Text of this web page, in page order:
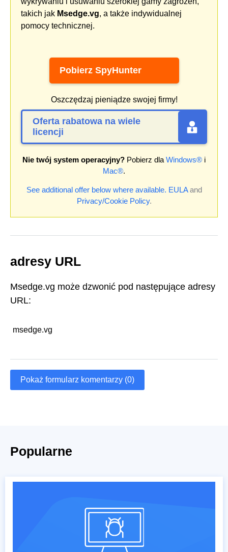
takich jak Msedge.vg, a także indywidualnej
pomocy technicznej.
Pobierz SpyHunter
Oszczędzaj pieniądze swojej firmy!
Oferta rabatowa na wiele
licencji
Nie twój system operacyjny? Pobierz dla Windows® i
Mac®.
See additional offer below where available. EULAand
Privacy/Cookie Policy.
adresy URL
Msedge.vg może dzwonić pod następujące adresy
URL:
msedge.vg
Pokaż formularz komentarzy (0)
Popularne